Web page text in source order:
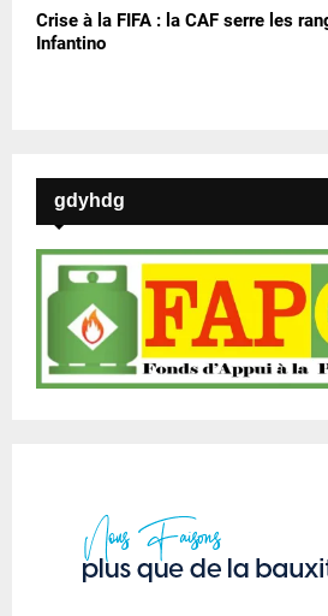
Crise à la FIFA : la CAF serre les
Infantino
gdyhdg